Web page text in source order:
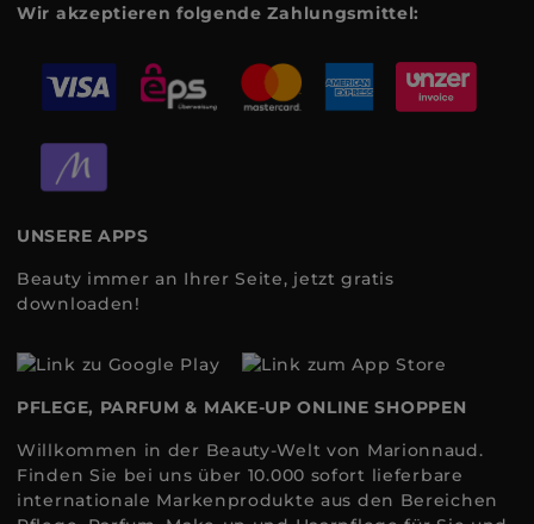
Wir akzeptieren folgende Zahlungsmittel:
UNSERE APPS
Beauty immer an Ihrer Seite, jetzt gratis
downloaden!
PFLEGE, PARFUM & MAKE-UP ONLINE SHOPPEN
Willkommen in der Beauty-Welt von Marionnaud.
Finden Sie bei uns über 10.000 sofort lieferbare
internationale Markenprodukte aus den Bereichen